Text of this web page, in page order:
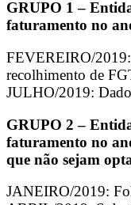
GRUPO 1 –
faturamento no
FEVEREIRO/
recolhimento de
JULHO/2019:
GRUPO 2 –
faturamento no
que não sejam
JANEIRO/2019: